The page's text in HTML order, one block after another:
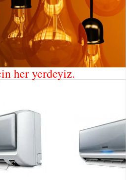
her yerdeyiz.